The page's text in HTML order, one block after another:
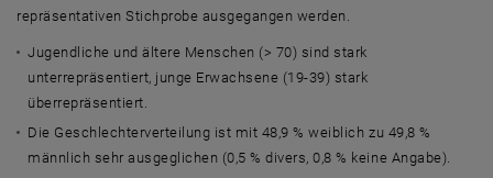
repräsentativen Stichprobe ausgegangen werden.
Jugendliche und ältere Menschen (> 70) sind stark
unterrepräsentiert, junge Erwachsene (19-39) stark
überrepräsentiert.
Die Geschlechterverteilung ist mit 48,9 % weiblich zu 49,8 %
männlich sehr ausgeglichen (0,5 % divers, 0,8 % keine Angabe).